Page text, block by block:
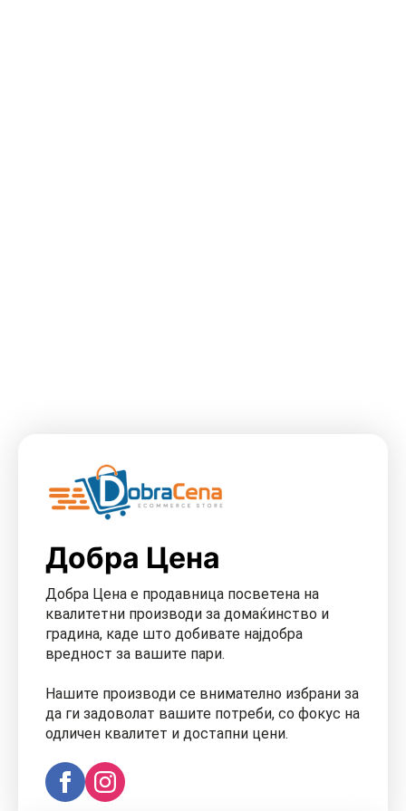
Добра Цена
Добра Цена е продавница посветена на
квалитетни производи за домаќинство и
градина, каде што добивате најдобра
вредност за вашите пари.
Нашите производи се внимателно избрани за
да ги задоволат вашите потреби, со фокус на
одличен квалитет и достапни цени.